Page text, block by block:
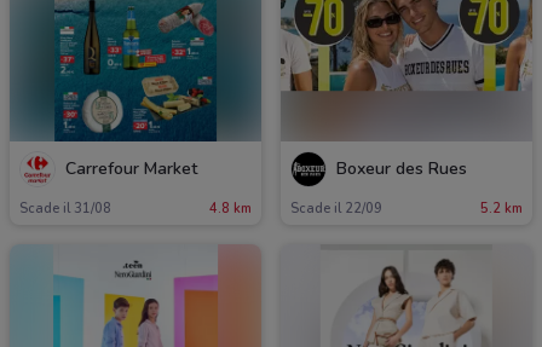
Carrefour Market
Scade il 31/08 4.8 km
Boxeur des Rues
Scade il 22/09 5.2 km